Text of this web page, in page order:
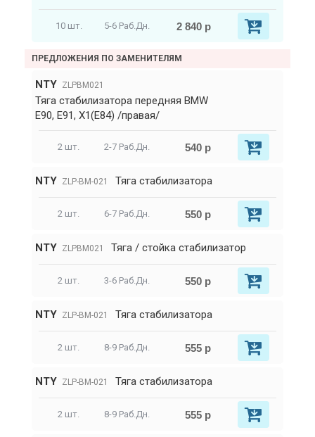
10 шт. 5-6 Раб.Дн. 2 840 р
ПРЕДЛОЖЕНИЯ ПО ЗАМЕНИТЕЛЯМ
NTY ZLPBM021
Тяга стабилизатора передняя BMW
E90, E91, X1(E84) /правая/
2 шт. 2-7 Раб.Дн. 540 р
NTY ZLP-BM-021 Тяга стабилизатора
2 шт. 6-7 Раб.Дн. 550 р
NTY ZLPBM021 Тяга / стойка стабилизатор
2 шт. 3-6 Раб.Дн. 550 р
NTY ZLP-BM-021 Тяга стабилизатора
2 шт. 8-9 Раб.Дн. 555 р
NTY ZLP-BM-021 Тяга стабилизатора
2 шт. 8-9 Раб.Дн. 555 р